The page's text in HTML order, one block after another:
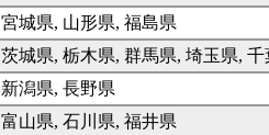
宮城県, 山形県, 福島県
茨城県, 栃木県, 群馬県, 埼玉県,
新潟県, 長野県
富山県, 石川県, 福井県